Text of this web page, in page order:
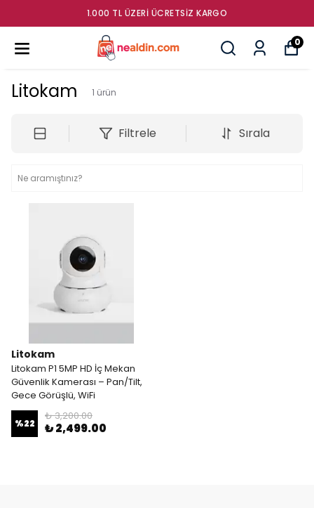
1.000 TL ÜZERI ÜCRETSIZ KARGO
0
Litokam 1 ürün
Filtrele Sırala
Litokam
Litokam P1 5MP HD İç Mekan
Güvenlik Kamerası – Pan/Tilt,
Gece Görüşlü, WiFi
%22
₺ 3,200.00
₺ 2,499.00